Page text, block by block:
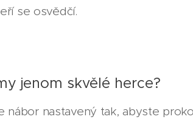
se osvědčí.
jenom skvělé herce?
nábor nastavený tak, abyste